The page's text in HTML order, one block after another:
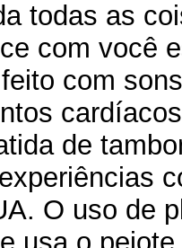
todas as
com você
com
de
O uso de